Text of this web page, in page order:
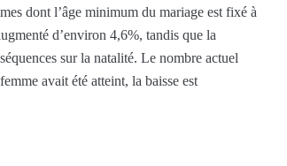
dont l’âge minimum du mariage est fixé à
d’environ 4,6%, tandis que la
sur la natalité. Le nombre actuel
avait été atteint, la baisse est